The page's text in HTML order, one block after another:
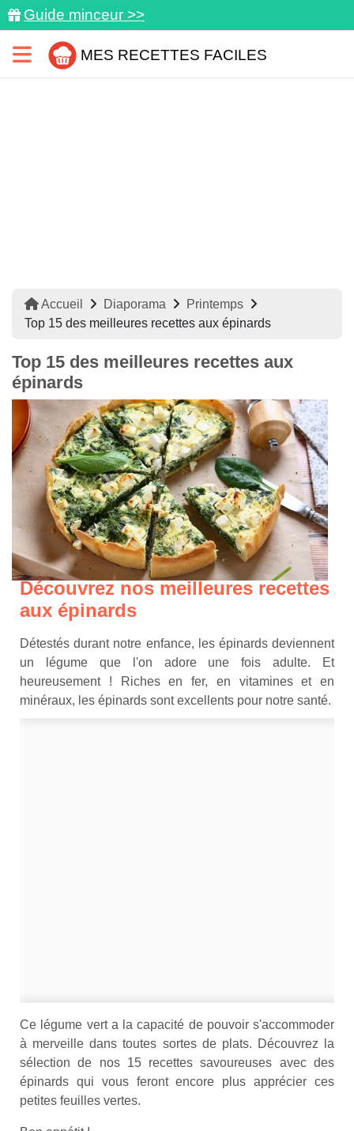
Guide minceur >>
MES RECETTES FACILES
Accueil Diaporama
Printemps
Top 15 des meilleures recettes aux épinards
Top 15 des meilleures recettes aux
épinards
Découvrez nos meilleures recettes
aux épinards
Détestés durant notre enfance, les épinards deviennent
un légume que l'on adore une fois adulte. Et
heureusement ! Riches en fer, en vitamines et en
minéraux, les épinards sont excellents pour notre santé.
Ce légume vert a la capacité de pouvoir s'accommoder
à merveille dans toutes sortes de plats. Découvrez la
sélection de nos 15 recettes savoureuses avec des
épinards qui vous feront encore plus apprécier ces
petites feuilles vertes.